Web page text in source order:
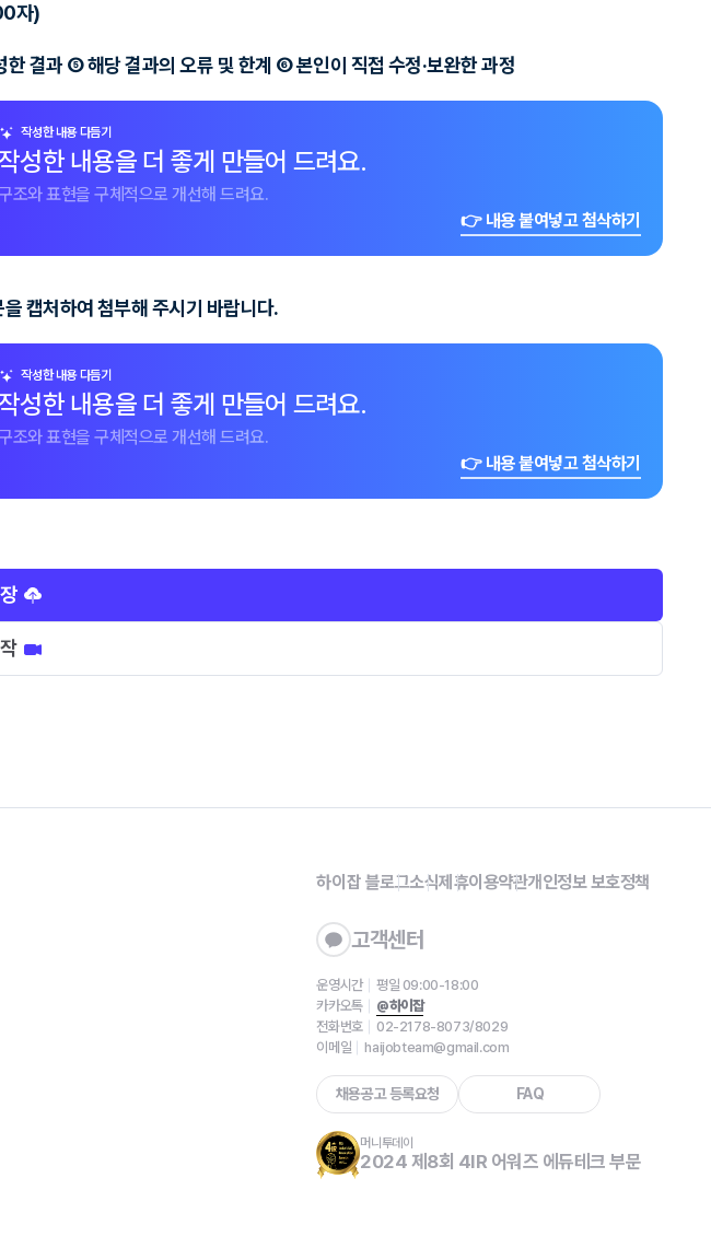
자)
결과 ⑤ 해당 결과의 오류 및 한계 ⑥ 본인이 직접 수정·보완한 과정
작성한 내용 다듬기
성한 내용을 더 좋게 만들어 드려요.
조와 표현을 구체적으로 개선해 드려요.
👉 내용 붙여넣고 첨삭하기
캡처하여 첨부해 주시기 바랍니다.
작성한 내용 다듬기
성한 내용을 더 좋게 만들어 드려요.
조와 표현을 구체적으로 개선해 드려요.
👉 내용 붙여넣고 첨삭하기
하이잡 블로그소식제휴이용약관개인정보 보호정책
고객센터
운영시간
평일 09:00-18:00
카카오톡
@하이잡
전화번호
02-2178-8073/8029
이메일
haijobteam@gmail.com
채용공고 등록요청 FAQ
머니투데이
2024 제8회 4IR 어워즈 에듀테크 부문